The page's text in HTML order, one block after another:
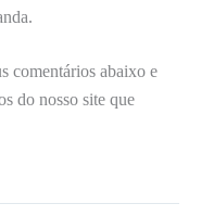
comentários abaixo e
do nosso site que